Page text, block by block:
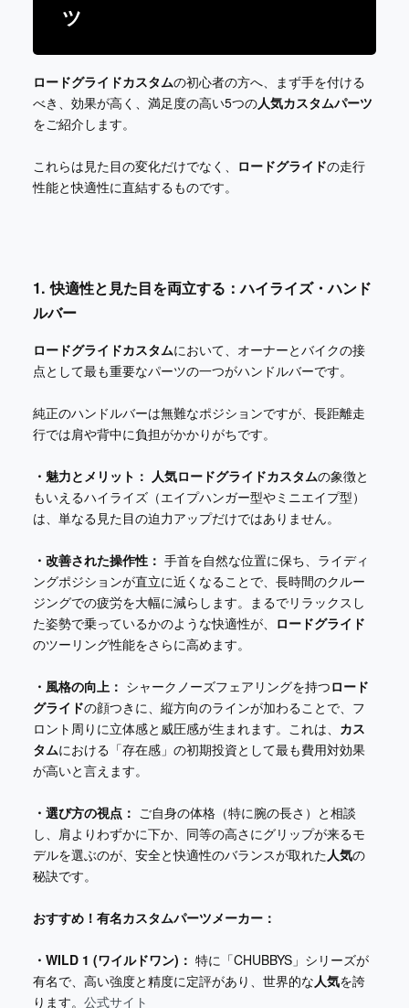
ツ
ロードグライドカスタムの初心者の方へ、まず手を付ける
べき、効果が高く、満足度の高い5つの人気カスタムパーツ
をご紹介します。
これらは見た目の変化だけでなく、 ロードグライドの走行
性能と快適性に直結するものです。
1. 快適性と見た目を両立する：ハイライズ・ハンド
ルバー
ロードグライドカスタムにおいて、オーナーとバイクの接
点として最も重要なパーツの一つがハンドルバーです。
純正のハンドルバーは無難なポジションですが、長距離走
行では肩や背中に負担がかかりがちです。
・魅力とメリット： 人気ロードグライドカスタムの象徴と
もいえるハイライズ（エイプハンガー型やミニエイプ型）
は、単なる見た目の迫力アップだけではありません。
・改善された操作性： 手首を自然な位置に保ち、ライディ
ングポジションが直立に近くなることで、長時間のクルー
ジングでの疲労を大幅に減らします。まるでリラックスし
た姿勢で乗っているかのような快適性が、 ロードグライド
のツーリング性能をさらに高めます。
・風格の向上： シャークノーズフェアリングを持つロード
グライドの顔つきに、縦方向のラインが加わることで、フ
ロント周りに立体感と威圧感が生まれます。これは、 カス
タムにおける「存在感」の初期投資として最も費用対効果
が高いと言えます。
・選び方の視点： ご自身の体格（特に腕の長さ）と相談
し、肩よりわずかに下か、同等の高さにグリップが来るモ
デルを選ぶのが、安全と快適性のバランスが取れた人気の
秘訣です。
おすすめ！有名カスタムパーツメーカー：
・WILD 1 (ワイルドワン)： 特に「CHUBBYS」シリーズが
有名で、高い強度と精度に定評があり、世界的な人気を誇
ります。 公式サイト